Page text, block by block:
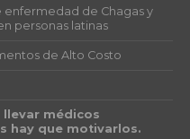
de Chagas y
personas latinas
de Alto Costo
llevar médicos
hay que motivarlos.